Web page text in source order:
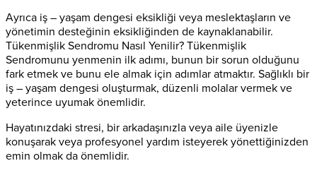
Ayrıca iş – yaşam dengesi eksikliği veya meslektaşların ve
yönetimin desteğinin eksikliğinden de kaynaklanabilir.
Tükenmişlik Sendromu Nasıl Yenilir? Tükenmişlik
Sendromunu yenmenin ilk adımı, bunun bir sorun olduğunu
fark etmek ve bunu ele almak için adımlar atmaktır. Sağlıklı bir
iş – yaşam dengesi oluşturmak, düzenli molalar vermek ve
yeterince uyumak önemlidir.
Hayatınızdaki stresi, bir arkadaşınızla veya aile üyenizle
konuşarak veya profesyonel yardım isteyerek yönettiğinizden
emin olmak da önemlidir.